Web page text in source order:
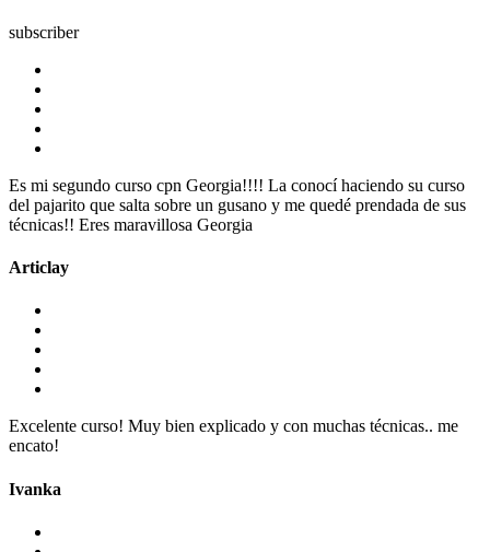
subscriber
Es mi segundo curso cpn Georgia!!!! La conocí haciendo su curso
del pajarito que salta sobre un gusano y me quedé prendada de sus
técnicas!! Eres maravillosa Georgia
Articlay
Excelente curso! Muy bien explicado y con muchas técnicas.. me
encato!
Ivanka